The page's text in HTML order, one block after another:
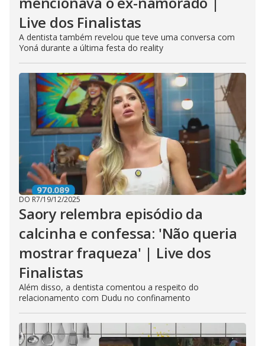
Live dos Finalistas
A dentista também revelou que teve uma conversa com
Yoná durante a última festa do reality
DO R7/19/12/2025
Saory relembra episódio da
calcinha e confessa: 'Não queria
mostrar fraqueza' | Live dos
Finalistas
Além disso, a dentista comentou a respeito do
relacionamento com Dudu no confinamento